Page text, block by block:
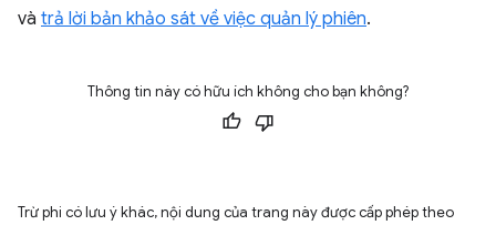
và trả lời bản khảo sát về việc quản lý phiên.
Thông tin này có hữu ích không cho bạn không?
Trừ phi có lưu ý khác, nội dung của trang này được cấp phép theo